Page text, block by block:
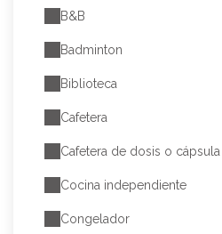
B&B
Badminton
Biblioteca
Cafetera
Cafetera de dosis o cápsula
Cocina independiente
Congelador